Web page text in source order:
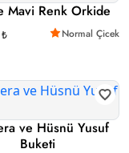
Mavi Renk Orkide
Normal Çicek
ve Hüsnü Yusuf
Buketi